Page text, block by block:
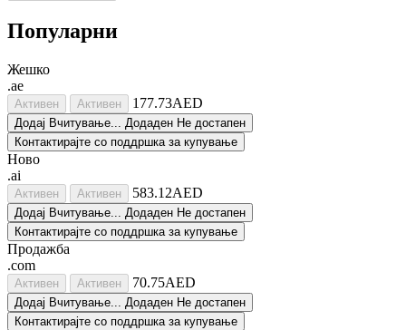
Популарни
Жешко
.ae
Активен Активен 177.73AED
Додај Вчитување... Додаден Не достапен
Контактирајте со поддршка за купување
Ново
.ai
Активен Активен 583.12AED
Додај Вчитување... Додаден Не достапен
Контактирајте со поддршка за купување
Продажба
.com
Активен Активен 70.75AED
Додај Вчитување... Додаден Не достапен
Контактирајте со поддршка за купување